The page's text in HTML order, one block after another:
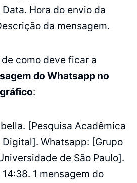
Hora do envio da
da mensagem.
como deve ficar a
do Whatsapp no
:
[Pesquisa Acadêmica
Whatsapp: [Grupo
de São Paulo].
1 mensagem do